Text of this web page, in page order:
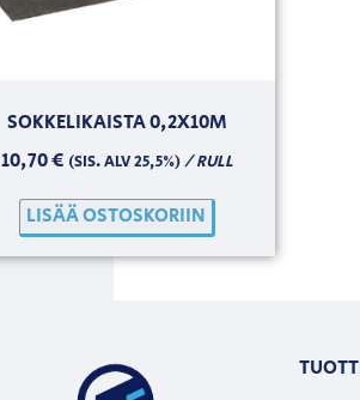
SOKKELIKAISTA 0,2X10M
10,70€ (SIS. ALV 25,5%)/ RULL
LISÄÄ OSTOSKORIIN